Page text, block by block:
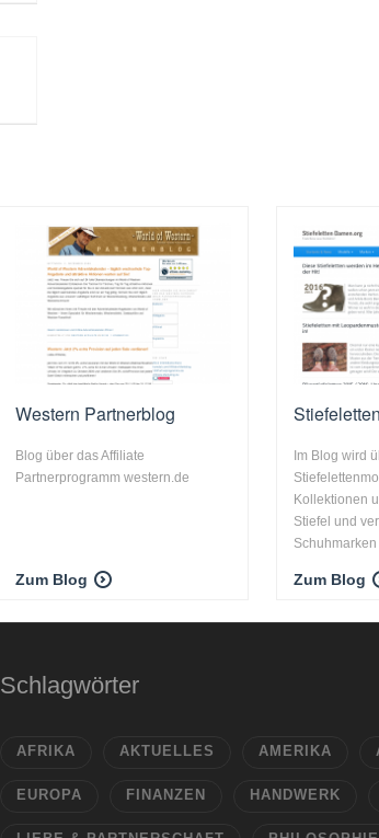
Western Partnerblog
Blog über das Affiliate
Partnerprogramm western.de
Zum Blog
Im Blog wird
Kollektionen
Stiefel und
Schuhmarken
Zum Blog
Schlagwörter
AFRIKA AKTUELLES AMERIKA
EUROPA FINANZEN HANDWERK